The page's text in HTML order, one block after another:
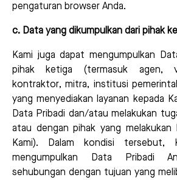
pengaturan browser Anda.
c. Data yang dikumpulkan dari pihak
Kami juga dapat mengumpulkan
pihak ketiga (termasuk agen,
kontraktor, mitra, institusi
yang menyediakan layanan kepada
Data Pribadi dan/atau melakukan
atau dengan pihak yang melakukan
Kami). Dalam kondisi tersebut,
mengumpulkan Data Pribadi
sehubungan dengan tujuan yang